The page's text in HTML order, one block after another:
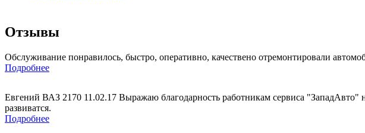
Отзывы
Обслуживание понравилось, быстро, оперативно, качествено отремонтировали
Подробнее
Евгений ВАЗ 2170 11.02.17 Выражаю благодарность работникам сервиса
развиватся.
Подробнее